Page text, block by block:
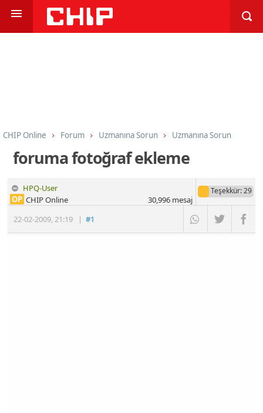
CHIP Online Forum Uzmanına Sorun Uzmanına Sorun
foruma fotoğraf ekleme
HPQ-User
22-02-2009,21:19 |#1
OP CHIP Online
Teşekkür: 29
30,996mesaj